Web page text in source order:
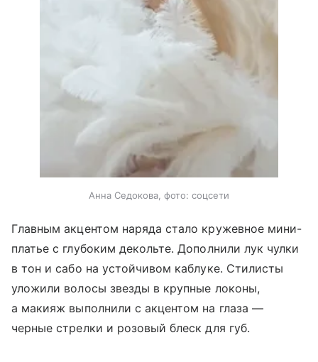
Анна Седокова, фото: соцсети
Главным акцентом наряда стало кружевное мини-
платье с глубоким декольте. Дополнили лук чулки
в тон и сабо на устойчивом каблуке. Стилисты
уложили волосы звезды в крупные локоны,
а макияж выполнили с акцентом на глаза —
черные стрелки и розовый блеск для губ.